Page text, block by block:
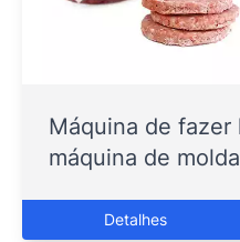
Máquina de fazer
máquina de
Detalhes